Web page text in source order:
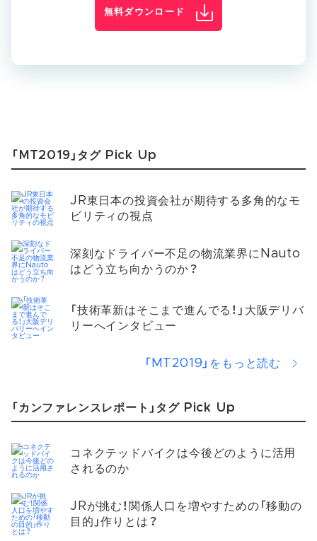
無料ダウンロード
「MT2019」タグ Pick Up
JR東日本の投資会社が期待する多角的なモ
ビリティの視点
深刻なドライバー不足の物流業界にNauto
はどう立ち向かうのか？
「技術革新はそこまで進んでる！」大阪デリバ
リーへインタビュー
「MT2019」をもっと読む
「カンファレンスレポート」タグ Pick Up
コネクテッドバイクは今後どのように活用
されるのか​
JRが挑む！関係人口を増やすための「移動の
目的」作りとは？​